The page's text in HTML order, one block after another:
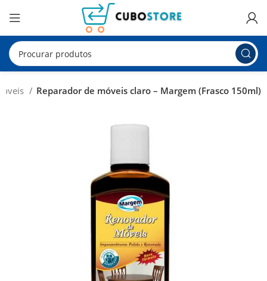
Reparador de móveis claro – Margem (Frasco 150ml)